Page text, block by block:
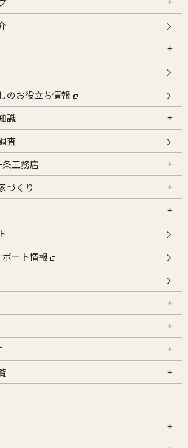
のお役立ち情報
識
査
工務店
づくり
ポート情報